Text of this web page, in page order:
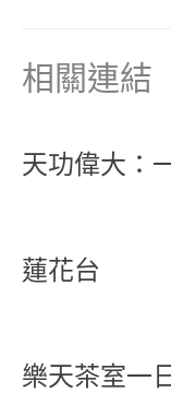
相關連結
天功偉大：
蓮花台
樂天茶室一